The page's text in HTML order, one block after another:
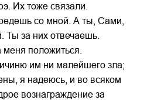
Их тоже связали.
со мной. А ты, Сами,
Ты за них отвечаешь.
положиться.
им ни малейшего зла;
я надеюсь, и во всяком
вознаграждение за